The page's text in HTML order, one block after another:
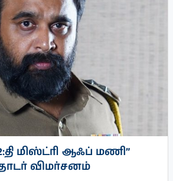
மிஸ்ட்ரி ஆஃப் மணி”
விமர்சனம்